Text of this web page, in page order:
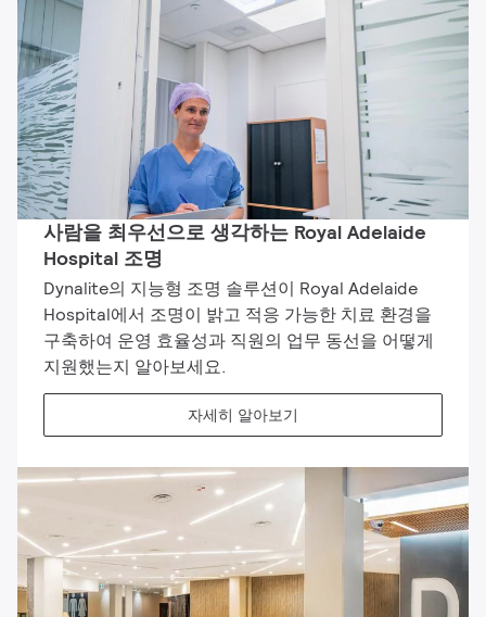
사람을 최우선으로 생각하는 Royal Adelaide
Hospital 조명
Dynalite의 지능형 조명 솔루션이 Royal Adelaide
Hospital에서 조명이 밝고 적응 가능한 치료 환경을
구축하여 운영 효율성과 직원의 업무 동선을 어떻게
지원했는지 알아보세요.
자세히 알아보기